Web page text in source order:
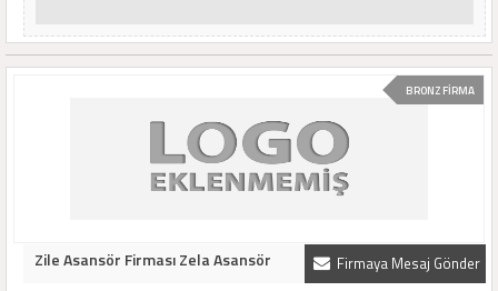
BRONZ FİRMA
Firmaya Mesaj Gönder
Zile Asansör Firması Zela Asansör